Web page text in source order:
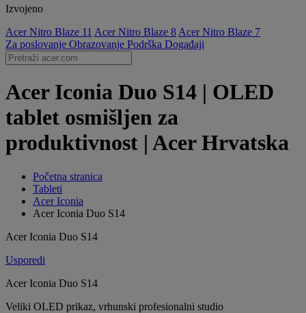
Izvojeno
Acer Nitro Blaze 11 Acer Nitro Blaze 8 Acer Nitro Blaze 7
Za poslovanje Obrazovanje Podrška Događaji
Acer Iconia Duo S14 | OLED
tablet osmišljen za
produktivnost | Acer Hrvatska
Početna stranica
Tableti
Acer Iconia
Acer Iconia Duo S14
Acer Iconia Duo S14
Usporedi
Acer Iconia Duo S14
Veliki OLED prikaz, vrhunski profesionalni studio